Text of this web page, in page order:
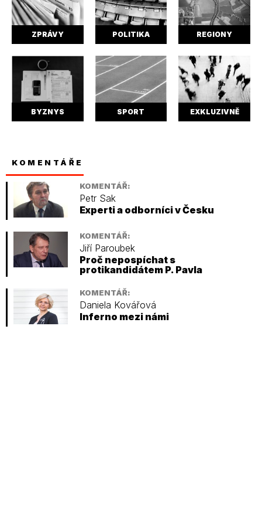
ZPRÁVY POLITIKA REGIONY
BYZNYS SPORT EXKLUZIVNĚ
KOMENTÁŘE
KOMENTÁŘ:
Petr Sak
Experti a odborníci v Česku
KOMENTÁŘ:
Jiří Paroubek
Proč nepospíchat s
protikandidátem P. Pavla
KOMENTÁŘ:
Daniela Kovářová
Inferno mezi námi